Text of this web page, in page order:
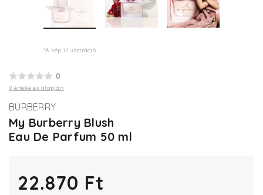
*A kép illusztráció
0
0 értékelés alapján
BURBERRY
My Burberry Blush
Eau De Parfum 50 ml
22.870 Ft